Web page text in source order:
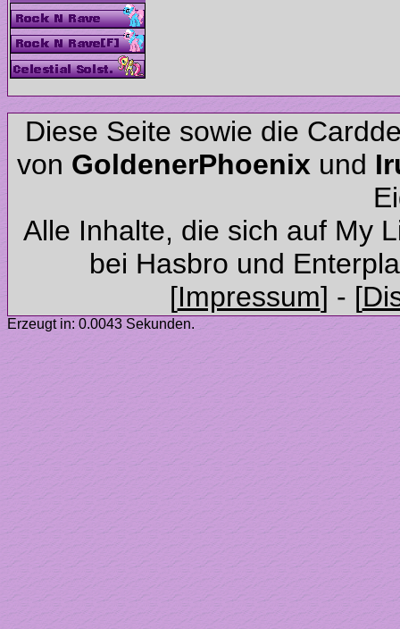
Diese Seite sowie die
von
und
Alle Inhalte, die sich auf My
Erzeugt in: 0.0043 Sekunden.